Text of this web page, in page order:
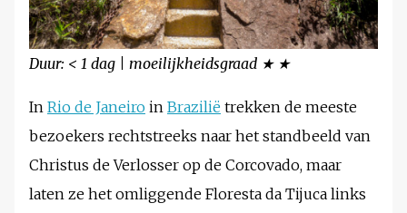
Duur: < 1 dag | moeilijkheidsgraad ★ ★
In Rio de Janeiro in Brazilië trekken de meeste
bezoekers rechtstreeks naar het standbeeld van
Christus de Verlosser op de Corcovado, maar
laten ze het omliggende Floresta da Tijuca links